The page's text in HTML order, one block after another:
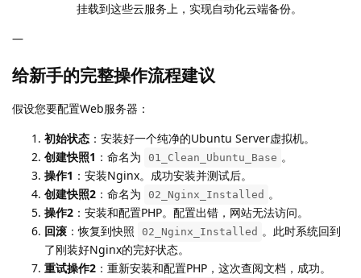
挂载到这些云服务上，实现自动化云端备份。
—
给新手的完整操作流程建议
假设您要配置Web服务器：
初始状态 ：安装好一个纯净的Ubuntu Server虚拟机。
创建快照1 ：命名为 01_Clean_Ubuntu_Base 。
操作1 ：安装Nginx。成功安装并测试后。
创建快照2 ：命名为 02_Nginx_Installed 。
操作2 ：安装和配置PHP。配置出错，网站无法访问。
回滚 ：恢复到快照 02_Nginx_Installed 。此时系统回到
了刚装好Nginx的完好状态。
重试操作2 ：重新安装和配置PHP，这次查阅文档，成功。